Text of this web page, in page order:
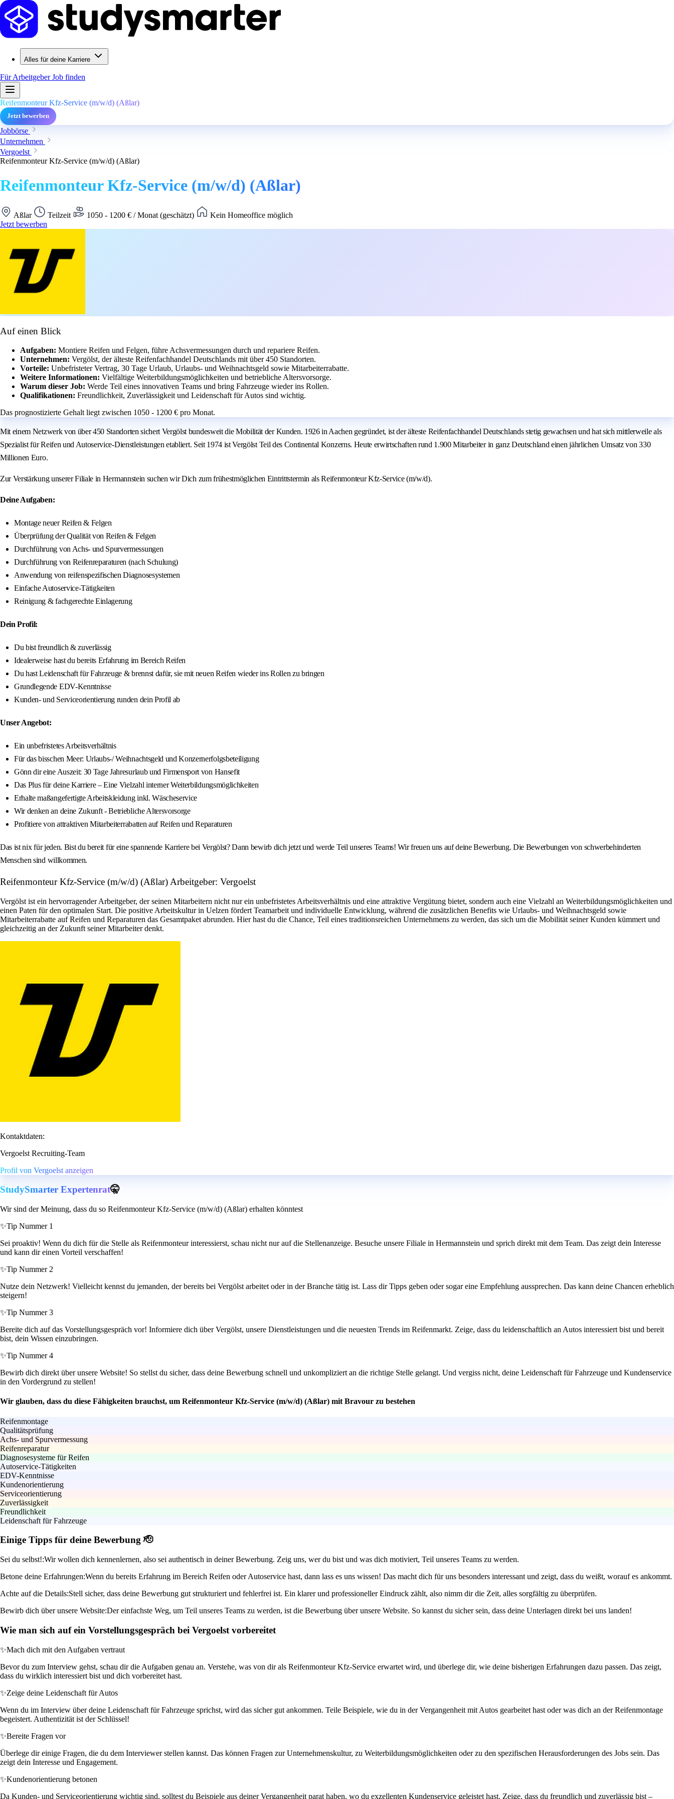
Alles für deine Karriere
Für ArbeitgeberJob finden
Reifenmonteur Kfz-Service (m/w/d) (Aßlar)
Jetzt bewerben
Jobbörse
Unternehmen
Vergoelst
Reifenmonteur Kfz-Service (m/w/d) (Aßlar)
Reifenmonteur Kfz-Service (m/w/d) (Aßlar)
Aßlar Teilzeit 1050 - 1200 € / Monat (geschätzt)
Kein Homeoffice möglich
Jetzt bewerben
Auf einen Blick
Aufgaben: Montiere Reifen und Felgen, führe Achsvermessungen durch und repariere Reifen.
Unternehmen: Vergölst, der älteste Reifenfachhandel Deutschlands mit über 450 Standorten.
Vorteile: Unbefristeter Vertrag, 30 Tage Urlaub, Urlaubs- und Weihnachtsgeld sowie Mitarbeiterrabatte.
Weitere Informationen: Vielfältige Weiterbildungsmöglichkeiten und betriebliche Altersvorsorge.
Warum dieser Job: Werde Teil eines innovativen Teams und bring Fahrzeuge wieder ins Rollen.
Qualifikationen: Freundlichkeit, Zuverlässigkeit und Leidenschaft für Autos sind wichtig.
Das prognostizierte Gehalt liegt zwischen 1050 - 1200 € pro Monat.
Mit einem Netzwerk von über 450 Standorten sichert Vergölst bundesweit die Mobilität der Kunden. 1926 in Aachen gegründet, ist der älteste Reifenfachhandel Deutschlands stetig gewachsen und hat sich mittlerweile als
Spezialist für Reifen und Autoservice-Dienstleistungen etabliert. Seit 1974 ist Vergölst Teil des Continental Konzerns. Heute erwirtschaften rund 1.900 Mitarbeiter in ganz Deutschland einen jährlichen Umsatz von 330
Millionen Euro.
Zur Verstärkung unserer Filiale in Hermannstein suchen wir Dich zum frühestmöglichen Eintrittstermin als Reifenmonteur Kfz-Service (m/w/d).
Deine Aufgaben:
Montage neuer Reifen & Felgen
Überprüfung der Qualität von Reifen & Felgen
Durchführung von Achs- und Spurvermessungen
Durchführung von Reifenreparaturen (nach Schulung)
Anwendung von reifenspezifischen Diagnosesystemen
Einfache Autoservice-Tätigkeiten
Reinigung & fachgerechte Einlagerung
Dein Profil:
Du bist freundlich & zuverlässig
Idealerweise hast du bereits Erfahrung im Bereich Reifen
Du hast Leidenschaft für Fahrzeuge & brennst dafür, sie mit neuen Reifen wieder ins Rollen zu bringen
Grundlegende EDV-Kenntnisse
Kunden- und Serviceorientierung runden dein Profil ab
Unser Angebot:
Ein unbefristetes Arbeitsverhältnis
Für das bisschen Meer: Urlaubs-/ Weihnachtsgeld und Konzernerfolgsbeteiligung
Gönn dir eine Auszeit: 30 Tage Jahresurlaub und Firmensport von Hansefit
Das Plus für deine Karriere – Eine Vielzahl interner Weiterbildungsmöglichkeiten
Erhalte maßangefertigte Arbeitskleidung inkl. Wäscheservice
Wir denken an deine Zukunft - Betriebliche Altersvorsorge
Profitiere von attraktiven Mitarbeiterrabatten auf Reifen und Reparaturen
Das ist nix für jeden. Bist du bereit für eine spannende Karriere bei Vergölst? Dann bewirb dich jetzt und werde Teil unseres Teams! Wir freuen uns auf deine Bewerbung. Die Bewerbungen von schwerbehinderten
Menschen sind willkommen.
Reifenmonteur Kfz-Service (m/w/d) (Aßlar) Arbeitgeber: Vergoelst
Vergölst ist ein hervorragender Arbeitgeber, der seinen Mitarbeitern nicht nur ein unbefristetes Arbeitsverhältnis und eine attraktive Vergütung bietet, sondern auch eine Vielzahl an Weiterbildungsmöglichkeiten und
einen Paten für den optimalen Start. Die positive Arbeitskultur in Uelzen fördert Teamarbeit und individuelle Entwicklung, während die zusätzlichen Benefits wie Urlaubs- und Weihnachtsgeld sowie
Mitarbeiterrabatte auf Reifen und Reparaturen das Gesamtpaket abrunden. Hier hast du die Chance, Teil eines traditionsreichen Unternehmens zu werden, das sich um die Mobilität seiner Kunden kümmert und
gleichzeitig an der Zukunft seiner Mitarbeiter denkt.
Kontaktdaten:
Vergoelst Recruiting-Team
Profil von Vergoelst anzeigen
StudySmarter Expertenrat🤫
Wir sind der Meinung, dass du so Reifenmonteur Kfz-Service (m/w/d) (Aßlar) erhalten könntest
✨Tip Nummer 1
Sei proaktiv! Wenn du dich für die Stelle als Reifenmonteur interessierst, schau nicht nur auf die Stellenanzeige. Besuche unsere Filiale in Hermannstein und sprich direkt mit dem Team. Das zeigt dein Interesse
und kann dir einen Vorteil verschaffen!
✨Tip Nummer 2
Nutze dein Netzwerk! Vielleicht kennst du jemanden, der bereits bei Vergölst arbeitet oder in der Branche tätig ist. Lass dir Tipps geben oder sogar eine Empfehlung aussprechen. Das kann deine Chancen erheblich
steigern!
✨Tip Nummer 3
Bereite dich auf das Vorstellungsgespräch vor! Informiere dich über Vergölst, unsere Dienstleistungen und die neuesten Trends im Reifenmarkt. Zeige, dass du leidenschaftlich an Autos interessiert bist und bereit
bist, dein Wissen einzubringen.
✨Tip Nummer 4
Bewirb dich direkt über unsere Website! So stellst du sicher, dass deine Bewerbung schnell und unkompliziert an die richtige Stelle gelangt. Und vergiss nicht, deine Leidenschaft für Fahrzeuge und Kundenservice
in den Vordergrund zu stellen!
Wir glauben, dass du diese Fähigkeiten brauchst, um Reifenmonteur Kfz-Service (m/w/d) (Aßlar) mit Bravour zu bestehen
Reifenmontage
Qualitätsprüfung
Achs- und Spurvermessung
Reifenreparatur
Diagnosesysteme für Reifen
Autoservice-Tätigkeiten
EDV-Kenntnisse
Kundenorientierung
Serviceorientierung
Zuverlässigkeit
Freundlichkeit
Leidenschaft für Fahrzeuge
Einige Tipps für deine Bewerbung 🫡
Sei du selbst!:Wir wollen dich kennenlernen, also sei authentisch in deiner Bewerbung. Zeig uns, wer du bist und was dich motiviert, Teil unseres Teams zu werden.
Betone deine Erfahrungen:Wenn du bereits Erfahrung im Bereich Reifen oder Autoservice hast, dann lass es uns wissen! Das macht dich für uns besonders interessant und zeigt, dass du weißt, worauf es ankommt.
Achte auf die Details:Stell sicher, dass deine Bewerbung gut strukturiert und fehlerfrei ist. Ein klarer und professioneller Eindruck zählt, also nimm dir die Zeit, alles sorgfältig zu überprüfen.
Bewirb dich über unsere Website:Der einfachste Weg, um Teil unseres Teams zu werden, ist die Bewerbung über unsere Website. So kannst du sicher sein, dass deine Unterlagen direkt bei uns landen!
Wie man sich auf ein Vorstellungsgespräch bei Vergoelst vorbereitet
✨Mach dich mit den Aufgaben vertraut
Bevor du zum Interview gehst, schau dir die Aufgaben genau an. Verstehe, was von dir als Reifenmonteur Kfz-Service erwartet wird, und überlege dir, wie deine bisherigen Erfahrungen dazu passen. Das zeigt,
dass du wirklich interessiert bist und dich vorbereitet hast.
✨Zeige deine Leidenschaft für Autos
Wenn du im Interview über deine Leidenschaft für Fahrzeuge sprichst, wird das sicher gut ankommen. Teile Beispiele, wie du in der Vergangenheit mit Autos gearbeitet hast oder was dich an der Reifenmontage
begeistert. Authentizität ist der Schlüssel!
✨Bereite Fragen vor
Überlege dir einige Fragen, die du dem Interviewer stellen kannst. Das können Fragen zur Unternehmenskultur, zu Weiterbildungsmöglichkeiten oder zu den spezifischen Herausforderungen des Jobs sein. Das
zeigt dein Interesse und Engagement.
✨Kundenorientierung betonen
Da Kunden- und Serviceorientierung wichtig sind, solltest du Beispiele aus deiner Vergangenheit parat haben, wo du exzellenten Kundenservice geleistet hast. Zeige, dass du freundlich und zuverlässig bist –